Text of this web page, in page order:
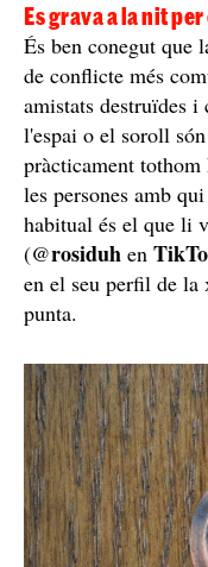
Es grava a la nit
És ben conegut que
de conflicte més
amistats destruïdes i
l'espai o el soroll
pràcticament
les persones amb
habitual és el que li
(@rosiduh en
en el seu perfil de la
punta.